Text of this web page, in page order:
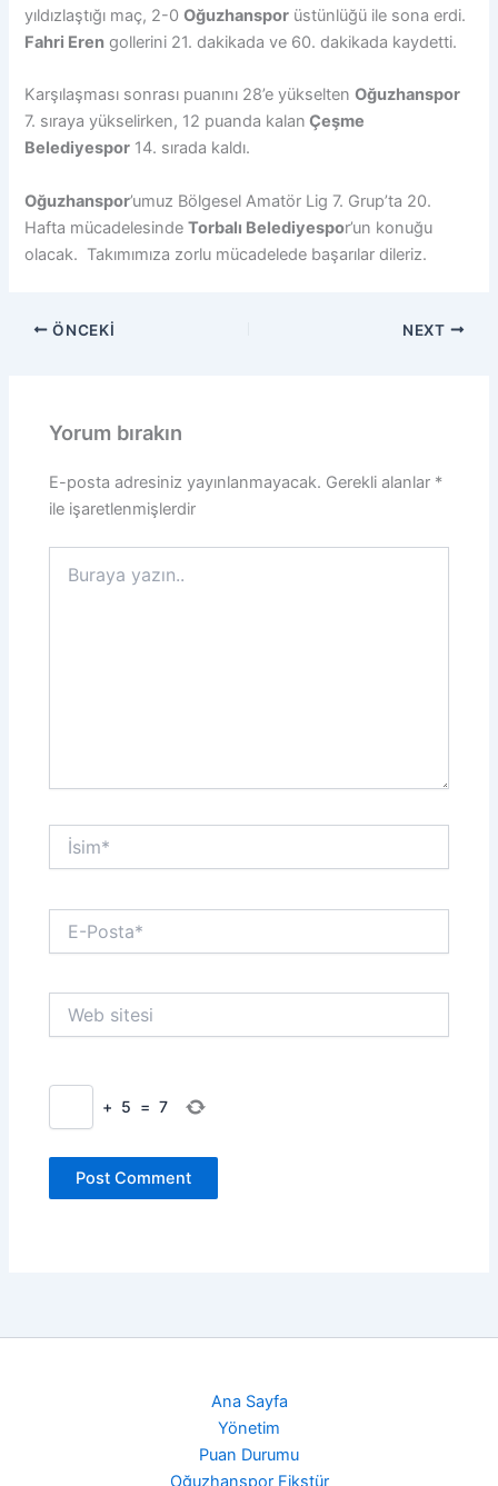
yıldızlaştığı maç, 2-0Oğuzhanspor üstünlüğü ile sona erdi.
Fahri Eren gollerini 21. dakikada ve 60. dakikada kaydetti.
Karşılaşması sonrası puanını 28’e yükseltenOğuzhanspor
7. sıraya yükselirken, 12 puanda kalan Çeşme
Belediyespor 14. sırada kaldı.
Oğuzhanspor’umuz Bölgesel Amatör Lig 7. Grup’ta 20.
Hafta mücadelesindeTorbalı Belediyespor’un konuğu
olacak. Takımımıza zorlu mücadelede başarılar dileriz.
ÖNCEKI NEXT
Yorum bırakın
E-posta adresiniz yayınlanmayacak. Gerekli alanlar *
ile işaretlenmişlerdir
yazın..
İsim*
Posta*
sitesi
+ 5 = 7
Ana Sayfa
Yönetim
Puan Durumu
Oğuzhanspor Fikstür